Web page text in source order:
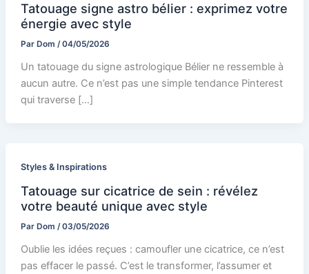
Tatouage signe astro bélier : exprimez votre
énergie avec style
Par Dom /04/05/2026
Un tatouage du signe astrologique Bélier ne ressemble à
aucun autre. Ce n’est pas une simple tendance Pinterest
qui traverse […]
Styles & Inspirations
Tatouage sur cicatrice de sein : révélez
votre beauté unique avec style
Par Dom /03/05/2026
Oublie les idées reçues : camoufler une cicatrice, ce n’est
pas effacer le passé. C’est le transformer, l’assumer et